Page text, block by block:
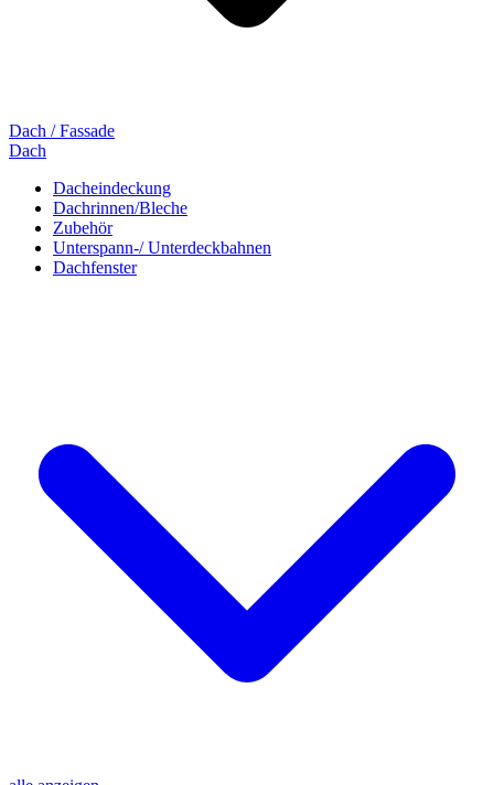
Dach / Fassade
Dach
Dacheindeckung
Dachrinnen/Bleche
Zubehör
Unterspann-/ Unterdeckbahnen
Dachfenster